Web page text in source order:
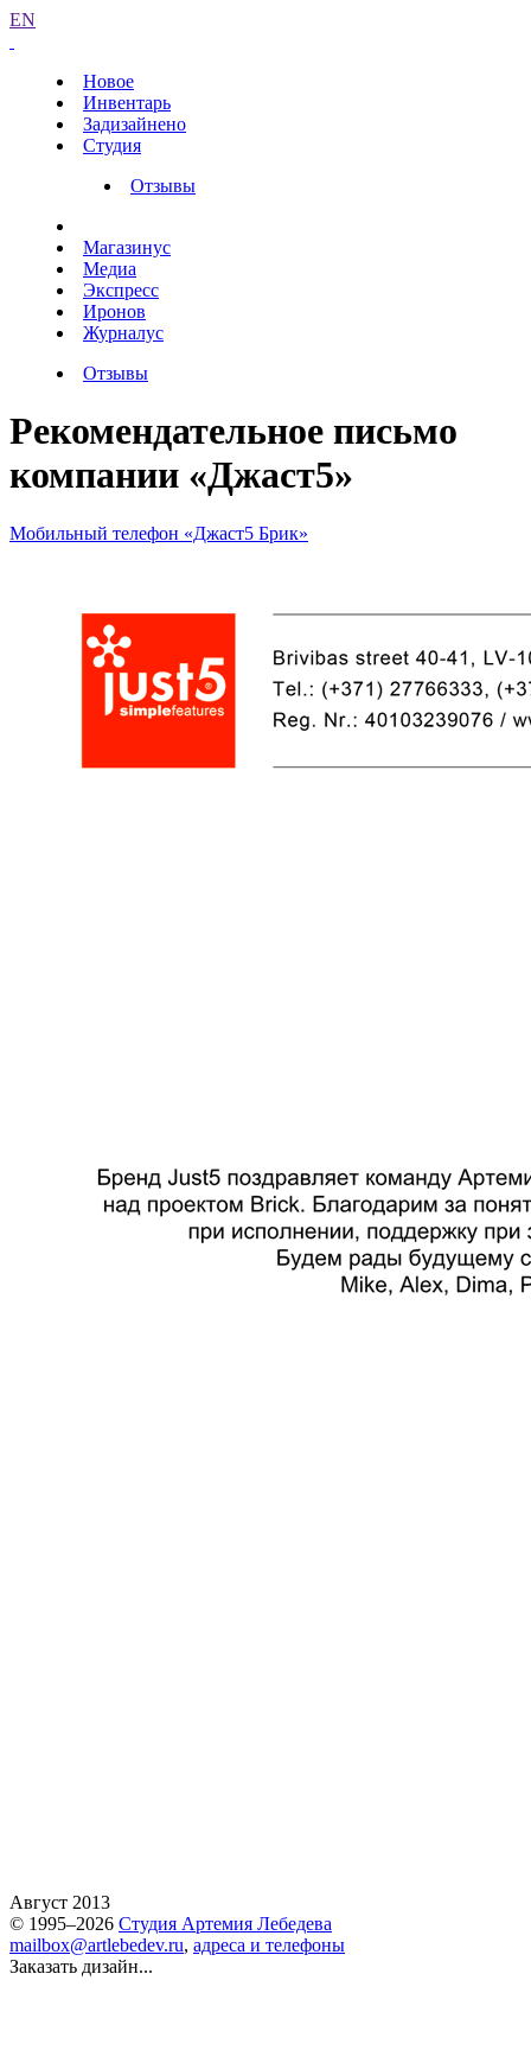
EN
Новое
Инвентарь
Задизайнено
Студия
Отзывы
Магазинус
Медиа
Экспресс
Иронов
Журналус
Отзывы
Рекомендательное письмо
компании «Джаст5»
Мобильный телефон «Джаст5 Брик»
Август 2013
© 1995–2026 Студия Артемия Лебедева
mailbox@artlebedev.ru, адреса и телефоны
Заказать дизайн...